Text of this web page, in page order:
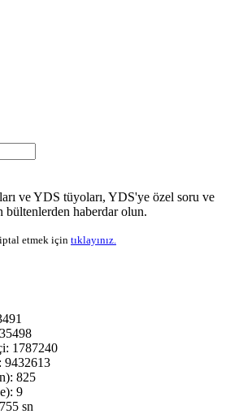
ve YDS tüyoları, YDS'ye özel soru ve
haberdar olun.
etmek için tıklayınız.
1787240
9432613
825
9
sn